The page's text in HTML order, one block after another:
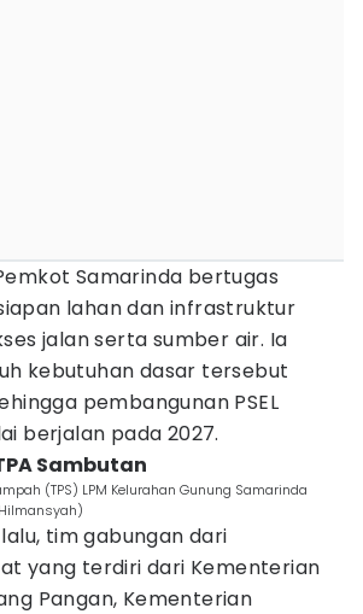
Samarinda bertugas
lahan dan infrastruktur
jalan serta sumber air. Ia
kebutuhan dasar tersebut
pembangunan PSEL
berjalan pada 2027.
Sambutan
(TPS) LPM Kelurahan Gunung Samarinda
tim gabungan dari
yang terdiri dari Kementerian
Pangan, Kementerian